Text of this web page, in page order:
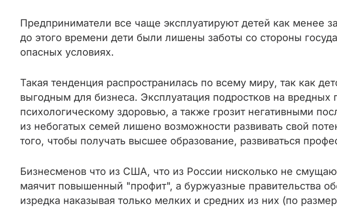
Предприниматели все чаще эксплуатируют детей как
до этого времени дети были лишены заботы со стороны
опасных условиях.
Такая тенденция распространилась по всему миру, так как
выгодным для бизнеса. Эксплуатация подростков на
психологическому здоровью, а также грозит негативными
из небогатых семей лишено возможности развивать свой
того, чтобы получать высшее образование, развиваться
Бизнесменов что из США, что из России нисколько не
маячит повышенный "профит", а буржуазные правительства
изредка наказывая только мелких и средних из них (по